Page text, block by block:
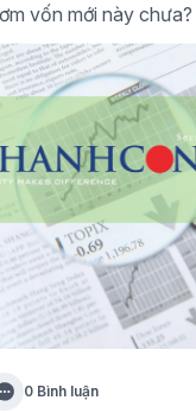
vốn mới này chưa?
0 Bình luận